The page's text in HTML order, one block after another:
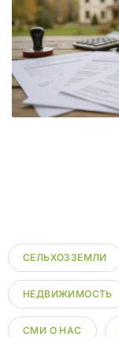
СЕЛЬХОЗЗЕМЛИ
НЕДВИЖИМОСТЬ
СМИ О НАС
у
с
н
я
л
м
о
ж
н
ы